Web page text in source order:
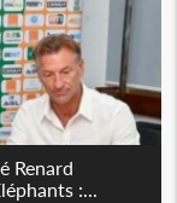
Renard
:...